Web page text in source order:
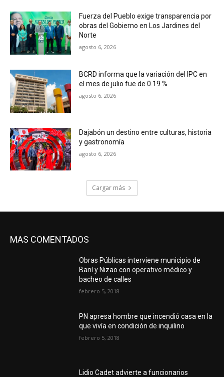
Fuerza del Pueblo exige transparencia por
obras del Gobierno en Los Jardines del
Norte
agosto 6, 2026
BCRD informa que la variación del IPC en
el mes de julio fue de 0.19 %
agosto 6, 2026
Dajabón un destino entre culturas, historia
y gastronomía
agosto 6, 2026
Cargar más
MAS COMENTADOS
Obras Públicas interviene municipio de
Baní y Nizao con operativo médico y
bacheo de calles
febrero 5, 2018
PN apresa hombre que incendió casa en la
que vivía en condición de inquilino
febrero 5, 2018
Lidio Cadet advierte a funcionarios